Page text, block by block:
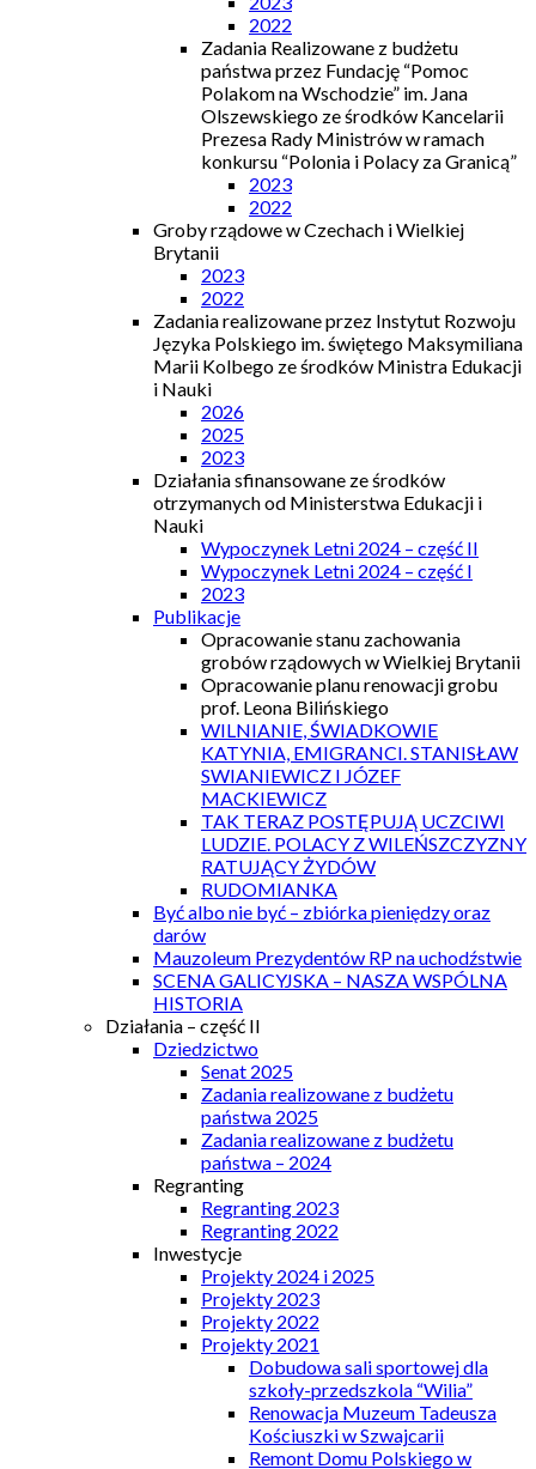
2022
Zadania Realizowane z budżetu
państwa przez Fundację “Pomoc
Polakom na Wschodzie” im. Jana
Olszewskiego ze środków Kancelarii
Prezesa Rady Ministrów w ramach
konkursu “Polonia i Polacy za Granicą”
2023
2022
Groby rządowe w Czechach i Wielkiej
Brytanii
2023
2022
Zadania realizowane przez Instytut Rozwoju
Języka Polskiego im. świętego Maksymiliana
Marii Kolbego ze środków Ministra Edukacji
i Nauki
2026
2025
2023
Działania sfinansowane ze środków
otrzymanych od Ministerstwa Edukacji i
Nauki
Wypoczynek Letni 2024 – część II
Wypoczynek Letni 2024 – część I
2023
Publikacje
Opracowanie stanu zachowania
grobów rządowych w Wielkiej Brytanii
Opracowanie planu renowacji grobu
prof. Leona Bilińskiego
WILNIANIE, ŚWIADKOWIE
KATYNIA, EMIGRANCI. STANISŁAW
SWIANIEWICZ I JÓZEF
MACKIEWICZ
TAK TERAZ POSTĘPUJĄ UCZCIWI
LUDZIE. POLACY Z WILEŃSZCZYZNY
RATUJĄCY ŻYDÓW
RUDOMIANKA
Być albo nie być – zbiórka pieniędzy oraz
darów
Mauzoleum Prezydentów RP na uchodźstwie
SCENA GALICYJSKA – NASZA WSPÓLNA
HISTORIA
Działania – część II
Dziedzictwo
Senat 2025
Zadania realizowane z budżetu
państwa 2025
Zadania realizowane z budżetu
państwa – 2024
Regranting
Regranting 2023
Regranting 2022
Inwestycje
Projekty 2024 i 2025
Projekty 2023
Projekty 2022
Projekty 2021
Dobudowa sali sportowej dla
szkoły-przedszkola “Wilia”
Renowacja Muzeum Tadeusza
Kościuszki w Szwajcarii
Remont Domu Polskiego w